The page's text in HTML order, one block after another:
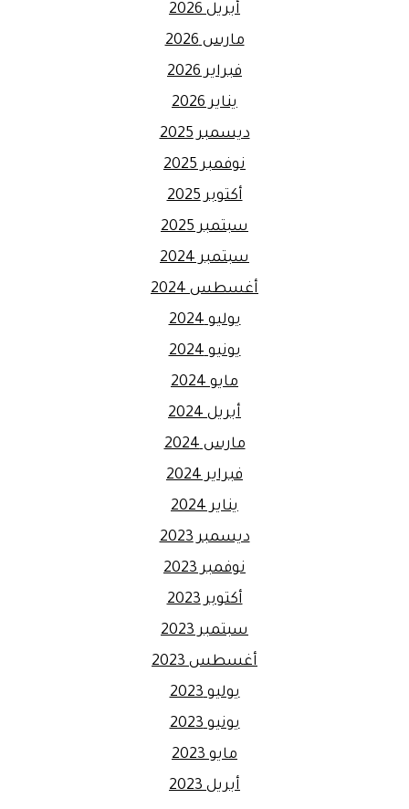
أبريل 2026
مارس 2026
فبراير 2026
يناير 2026
ديسمبر 2025
نوفمبر 2025
أكتوبر 2025
سبتمبر 2025
سبتمبر 2024
أغسطس 2024
يوليو 2024
يونيو 2024
مايو 2024
أبريل 2024
مارس 2024
فبراير 2024
يناير 2024
ديسمبر 2023
نوفمبر 2023
أكتوبر 2023
سبتمبر 2023
أغسطس 2023
يوليو 2023
يونيو 2023
مايو 2023
أبريل 2023